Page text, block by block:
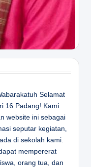
Selamat
16 Padang! Kami
website ini sebagai
seputar kegiatan,
di sekolah kami.
mempererat
orang tua, dan